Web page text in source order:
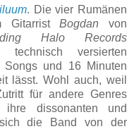
. Die vier Rumänen
GitarristBogdan von
Halo Records
technisch versierten
und 16 Minuten
lässt. Wohl auch, weil
für andere Genres
dissonanten und
die Band von der